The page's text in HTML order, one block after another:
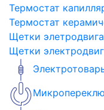
Термостат
Термостат
Щетки
Щетки